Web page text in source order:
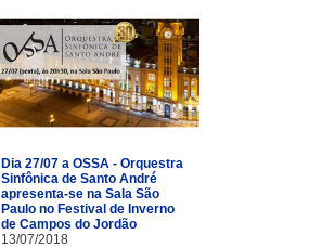
Dia 27/07 a OSSA - Orquestra
Sinfônica de Santo André
apresenta-se na Sala São
Paulo no Festival de Inverno
de Campos do Jordão
13/07/2018